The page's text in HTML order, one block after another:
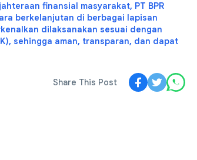
finansial masyarakat, PT BPR
berkelanjutan di berbagai lapisan
dilaksanakan sesuai dengan
sehingga aman, transparan, dan dapat
Share This Post